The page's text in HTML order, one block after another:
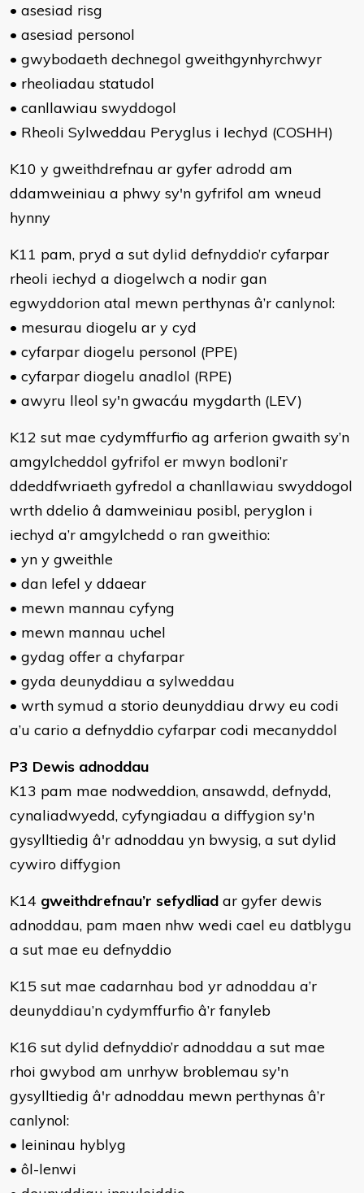
• asesiad risg
• asesiad personol
• gwybodaeth dechnegol gweithgynhyrchwyr
• rheoliadau statudol
• canllawiau swyddogol
• Rheoli Sylweddau Peryglus i Iechyd (COSHH)
K10 y gweithdrefnau ar gyfer adrodd am
ddamweiniau a phwy sy'n gyfrifol am wneud
hynny
K11 pam, pryd a sut dylid defnyddio’r cyfarpar
rheoli iechyd a diogelwch a nodir gan
egwyddorion atal mewn perthynas â’r canlynol:
• mesurau diogelu ar y cyd
• cyfarpar diogelu personol (PPE)
• cyfarpar diogelu anadlol (RPE)
• awyru lleol sy'n gwacáu mygdarth (LEV)
K12 sut mae cydymffurfio ag arferion gwaith sy’n
amgylcheddol gyfrifol er mwyn bodloni’r
ddeddfwriaeth gyfredol a chanllawiau swyddogol
wrth ddelio â damweiniau posibl, peryglon i
iechyd a’r amgylchedd o ran gweithio:
• yn y gweithle
• dan lefel y ddaear
• mewn mannau cyfyng
• mewn mannau uchel
• gydag offer a chyfarpar
• gyda deunyddiau a sylweddau
• wrth symud a storio deunyddiau drwy eu codi
a’u cario a defnyddio cyfarpar codi mecanyddol
P3 Dewis adnoddau
K13 pam mae nodweddion, ansawdd, defnydd,
cynaliadwyedd, cyfyngiadau a diffygion sy'n
gysylltiedig â'r adnoddau yn bwysig, a sut dylid
cywiro diffygion
K14 gweithdrefnau’r sefydliad ar gyfer dewis
adnoddau, pam maen nhw wedi cael eu datblygu
a sut mae eu defnyddio
K15 sut mae cadarnhau bod yr adnoddau a’r
deunyddiau’n cydymffurfio â’r fanyleb
K16 sut dylid defnyddio’r adnoddau a sut mae
rhoi gwybod am unrhyw broblemau sy'n
gysylltiedig â'r adnoddau mewn perthynas â’r
canlynol:
• leininau hyblyg
• ôl-lenwi